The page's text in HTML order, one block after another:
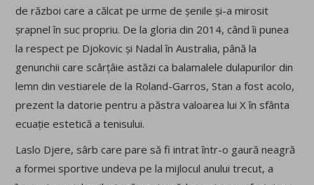
de război care a călcat pe urme de șenile și-a mirosit
șrapnel în suc propriu. De la gloria din 2014, când îi punea
la respect pe Djokovic și Nadal în Australia, până la
genunchii care scârțâie astăzi ca balamalele dulapurilor din
lemn din vestiarele de la Roland-Garros, Stan a fost acolo,
prezent la datorie pentru a păstra valoarea lui X în sfânta
ecuație estetică a tenisului.
Laslo Djere, sârb care pare să fi intrat într-o gaură neagră
a formei sportive undeva pe la mijlocul anului trecut, a